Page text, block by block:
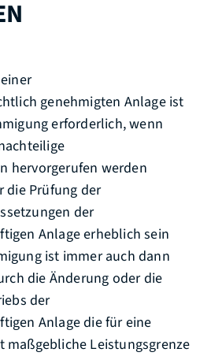
genehmigten Anlage ist
erforderlich, wenn
hervorgerufen werden
die Prüfung der
der
Anlage erheblich sein
ist immer auch dann
die Änderung oder die
der
Anlage die für eine
maßgebliche Leistungsgrenze